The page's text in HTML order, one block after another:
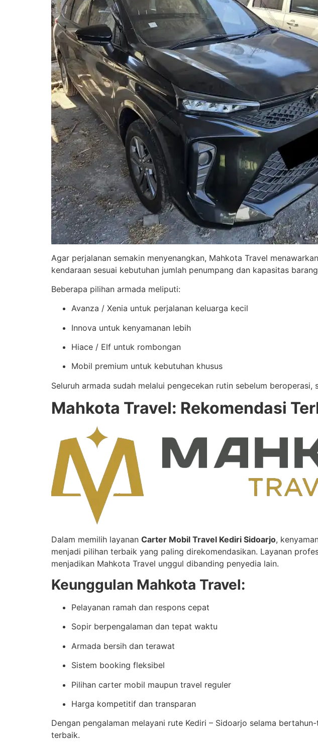
Agar perjalanan semakin menyenangkan, Mahkota Travel
kendaraan sesuai kebutuhan jumlah penumpang dan kapasitas
Beberapa pilihan armada meliputi:
Avanza / Xenia untuk perjalanan keluarga kecil
Innova untuk kenyamanan lebih
Hiace / Elf untuk rombongan
Mobil premium untuk kebutuhan khusus
Seluruh armada sudah melalui pengecekan rutin sebelum
Mahkota Travel: Rekomendasi
Dalam memilih layanan Carter Mobil Travel Kediri Sidoarjo,
menjadi pilihan terbaik yang paling direkomendasikan. Layanan
menjadikan Mahkota Travel unggul dibanding penyedia lain.
Keunggulan Mahkota Travel:
Pelayanan ramah dan respons cepat
Sopir berpengalaman dan tepat waktu
Armada bersih dan terawat
Sistem booking fleksibel
Pilihan carter mobil maupun travel reguler
Harga kompetitif dan transparan
Dengan pengalaman melayani rute Kediri – Sidoarjo selama
terbaik.